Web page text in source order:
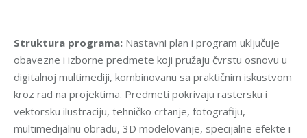
Struktura programa: Nastavni plan i program uključuje
obavezne i izborne predmete koji pružaju čvrstu osnovu u
digitalnoj multimediji, kombinovanu sa praktičnim iskustvom
kroz rad na projektima. Predmeti pokrivaju rastersku i
vektorsku ilustraciju, tehničko crtanje, fotografiju,
multimedijalnu obradu, 3D modelovanje, specijalne efekte i